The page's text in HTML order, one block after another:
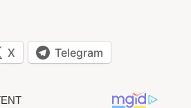
X
Telegram